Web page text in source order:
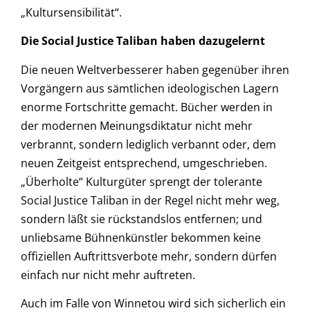
„Kultursensibilität“.
Die Social Justice Taliban haben dazugelernt
Die neuen Weltverbesserer haben gegenüber ihren
Vorgängern aus sämtlichen ideologischen Lagern
enorme Fortschritte gemacht. Bücher werden in
der modernen Meinungsdiktatur nicht mehr
verbrannt, sondern lediglich verbannt oder, dem
neuen Zeitgeist entsprechend, umgeschrieben.
„Überholte“ Kulturgüter sprengt der tolerante
Social Justice Taliban in der Regel nicht mehr weg,
sondern läßt sie rückstandslos entfernen; und
unliebsame Bühnenkünstler bekommen keine
offiziellen Auftrittsverbote mehr, sondern dürfen
einfach nur nicht mehr auftreten.
Auch im Falle von Winnetou wird sich sicherlich ein